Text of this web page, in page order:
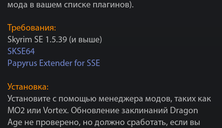
мода в вашем списке плагинов).
Требования:
Skyrim SE 1.5.39 (и выше)
SKSE64
Papyrus Extender for SSE
Установка:
Установите с помощью менеджера модов, таких как
MO2 или Vortex. Обновление заклинаний Dragon
Age не проверено, но должно сработать, если вы